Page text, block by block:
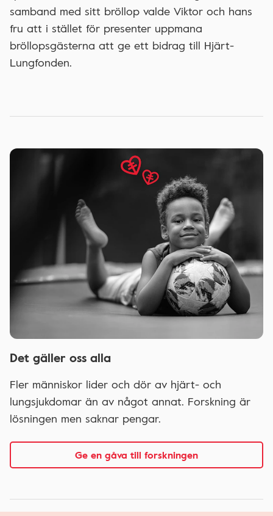
samband med sitt bröllop valde Viktor och hans
fru att i stället för presenter uppmana
bröllopsgästerna att ge ett bidrag till Hjärt-
Lungfonden.
Det gäller oss alla
Fler människor lider och dör av hjärt- och
lungsjukdomar än av något annat. Forskning är
lösningen men saknar pengar.
Ge en gåva till forskningen